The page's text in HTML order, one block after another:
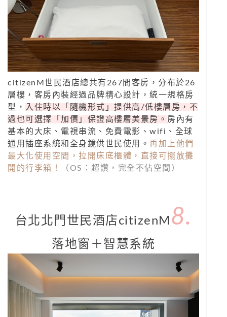
citizenM世民酒店總共有267間客房，分布於26
層樓，客房內裝經過品牌精心設計，統一規格房
型， 入住時以「隨機形式」提供高/低樓層房，不
過也可選擇「加價」保證高樓層美景房。 房內有
基本的大床、電視串流、免費電影、wifi、全球
通用插座系統和全身鏡供世民使用。 再加上他們
最大化使用空間，拉開床底櫃體，直接可擺放攤
開的行李箱！
（OS：超讚，完全不佔空間）
台北北門世民酒店citizenM 8.
落地窗＋智慧系統